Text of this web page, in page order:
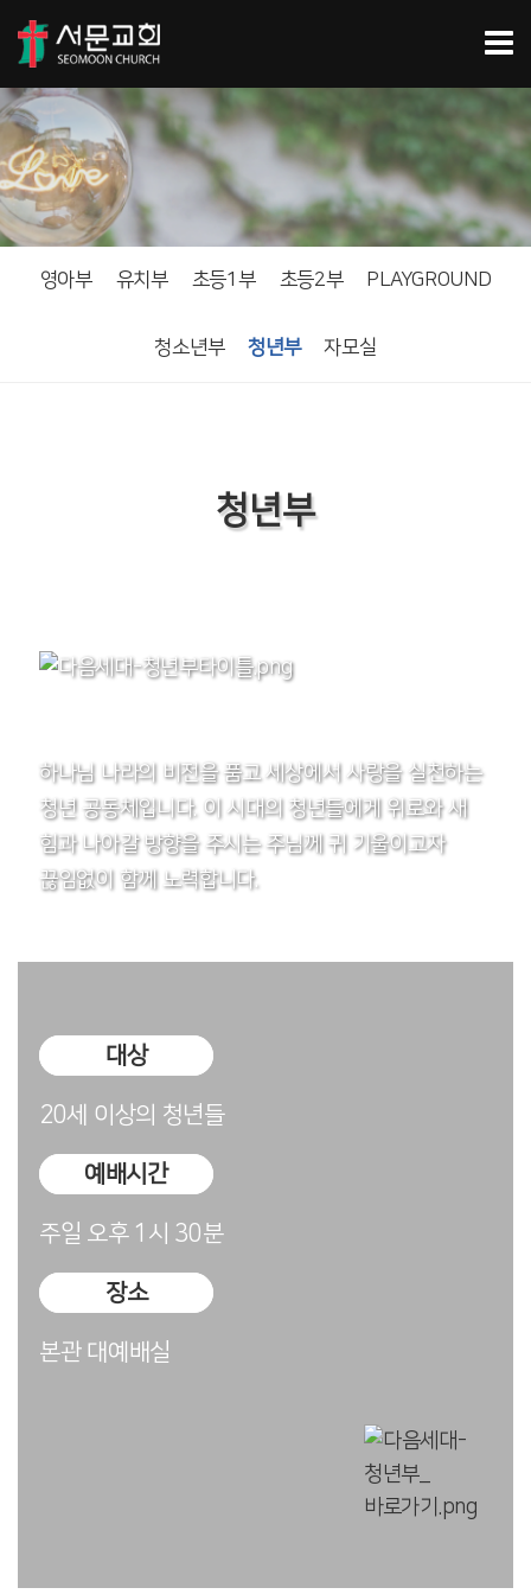
영아부 유치부 초등1부 초등2부 PLAYGROUND
청소년부 청년부 자모실
청년부
하나님 나라의 비전을 품고 세상에서 사랑을 실천하는
청년 공동체입니다. 이 시대의 청년들에게 위로와 새
힘과 나아갈 방향을 주시는 주님께 귀 기울이고자
끊임없이 함께 노력합니다.
대상
20세 이상의 청년들
예배시간
주일 오후 1시 30분
장소
본관 대예배실